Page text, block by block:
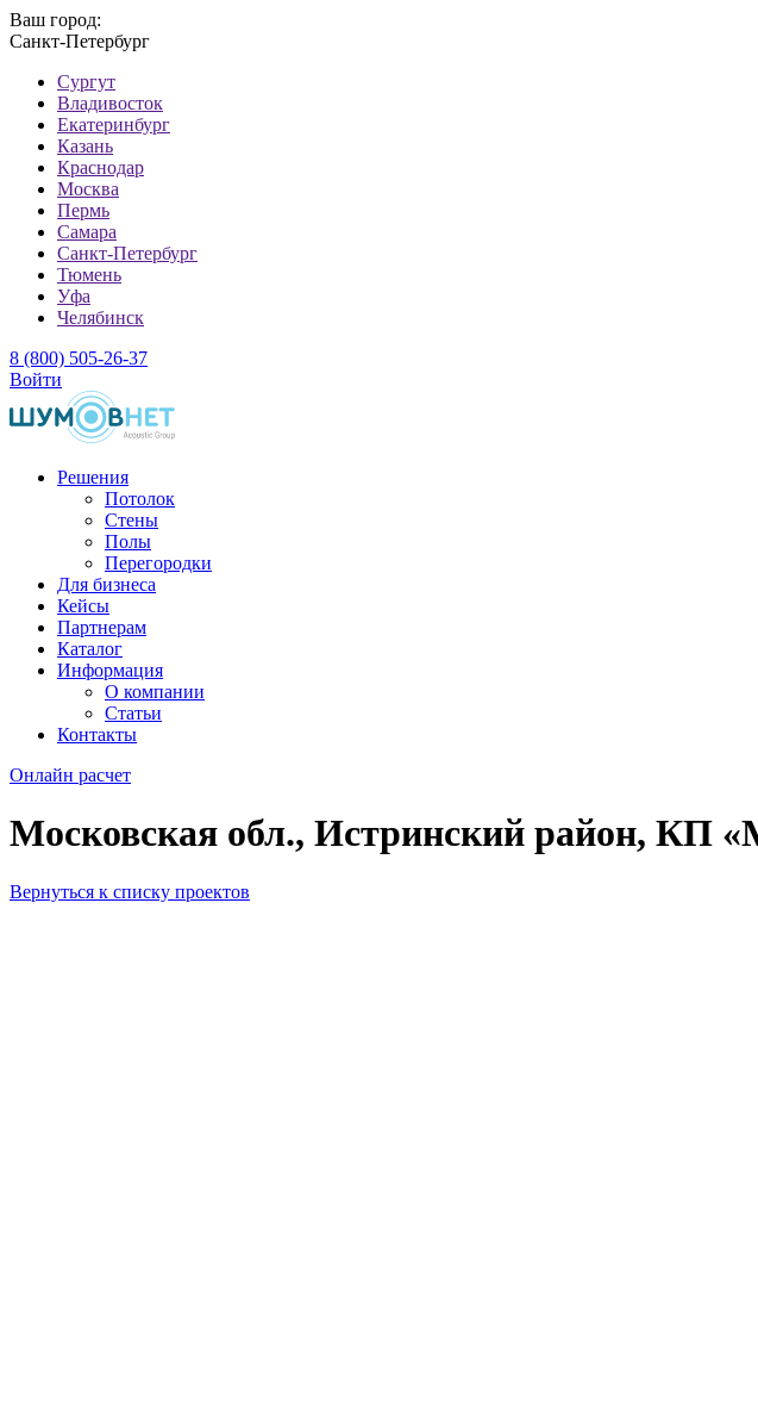
Ваш город:
Санкт-Петербург
Cургут
Владивосток
Екатеринбург
Казань
Краснодар
Москва
Пермь
Самара
Санкт-Петербург
Тюмень
Уфа
Челябинск
8 (800) 505-26-37
Войти
Решения
Потолок
Стены
Полы
Перегородки
Для бизнеса
Кейсы
Партнерам
Каталог
Информация
О компании
Статьи
Контакты
Онлайн расчет
Московская обл., Истринский район, КП
Вернуться к списку проектов